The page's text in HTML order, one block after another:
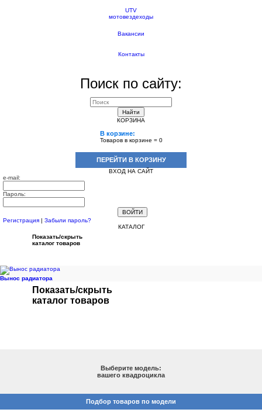
UTV
мотовездеходы
Вакансии
Контакты
Поиск по сайту:
Найти
КОРЗИНА
В корзине:
Товаров в корзине = 0
ПЕРЕЙТИ В КОРЗИНУ
ВХОД НА САЙТ
e-mail:
Пароль:
Регистрация
Забыли пароль?
КАТАЛОГ
Показать/скрыть
каталог товаров
Вынос радиатора
Показать/скрыть
каталог товаров
Выберите модель:
вашего квадроцикла
Подбор товаров по модели